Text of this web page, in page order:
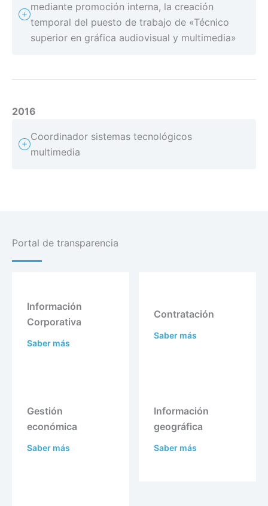
mediante promoción interna, la creación
temporal del puesto de trabajo de «Técnico
superior en gráfica audiovisual y multimedia»
2016
Coordinador sistemas tecnológicos
multimedia
Portal de transparencia
Información
Corporativa
Saber más
Contratación
Saber más
Gestión
económica
Saber más
Información
geográfica
Saber más